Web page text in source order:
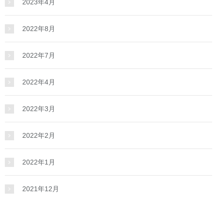
2023年4月
2022年8月
2022年7月
2022年4月
2022年3月
2022年2月
2022年1月
2021年12月